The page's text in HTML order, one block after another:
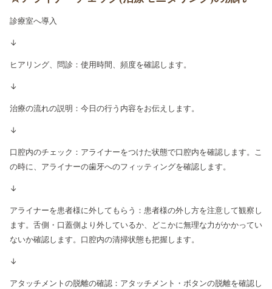
診療室へ導入
↓
ヒアリング、問診：使用時間、頻度を確認します。
↓
治療の流れの説明：今日の行う内容をお伝えします。
↓
口腔内のチェック：アライナーをつけた状態で口腔内を確認します。こ
の時に、アライナーの歯牙へのフィッティングを確認します。
↓
アライナーを患者様に外してもらう：患者様の外し方を注意して観察し
ます。舌側・口蓋側より外しているか、どこかに無理な力がかかってい
ないか確認します。口腔内の清掃状態も把握します。
↓
アタッチメントの脱離の確認：アタッチメント・ボタンの脱離を確認し